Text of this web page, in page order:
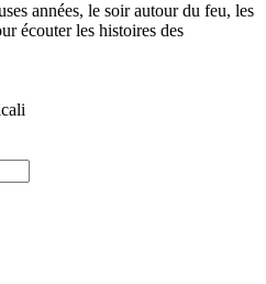
années, le soir autour du feu, les
écouter les histoires des